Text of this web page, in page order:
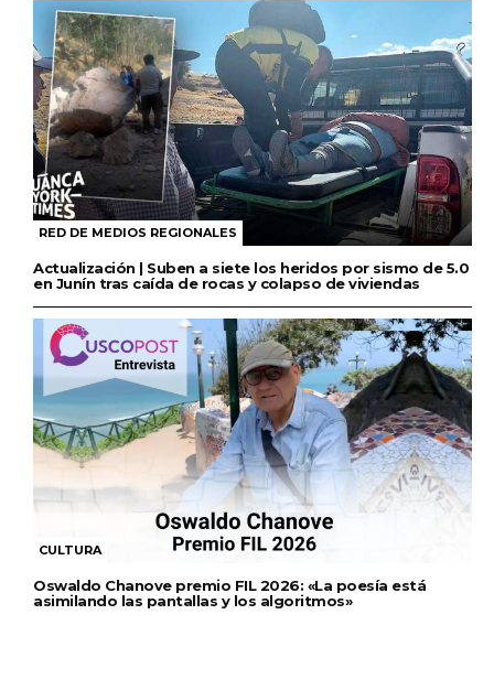
RED DE MEDIOS REGIONALES
Actualización | Suben a siete los heridos por sismo de 5.0
en Junín tras caída de rocas y colapso de viviendas
CULTURA
Oswaldo Chanove premio FIL 2026: «La poesía está
asimilando las pantallas y los algoritmos»